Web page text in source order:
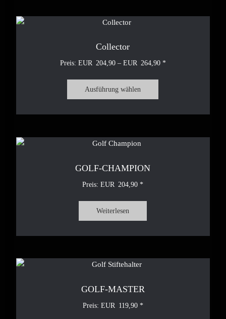
Collector
204,90 – 264,90
Ausführung wählen
GOLF-CHAMPION
204,90
Weiterlesen
GOLF-MASTER
119,90